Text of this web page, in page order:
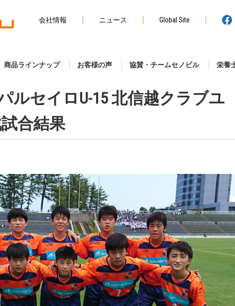
会社情報 ニュース Global Site
商品ラインナップ お客様の声 協賛・チームセノビル 栄養
ルセイロU-15 北信越クラブユ
合結果